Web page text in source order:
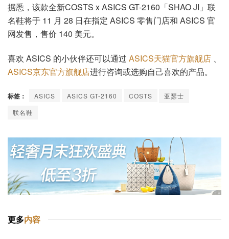
据悉，该款全新COSTS x ASICS GT-2160「SHAO JI」联
名鞋将于 11 月 28 日在指定 ASICS 零售门店和 ASICS 官
网发售，售价 140 美元。
喜欢 ASICS 的小伙伴还可以通过 ASICS天猫官方旗舰店 、
ASICS京东官方旗舰店进行咨询或选购自己喜欢的产品。
标签： ASICS ASICS GT-2160 COSTS
亚瑟士
联名鞋
更多内容